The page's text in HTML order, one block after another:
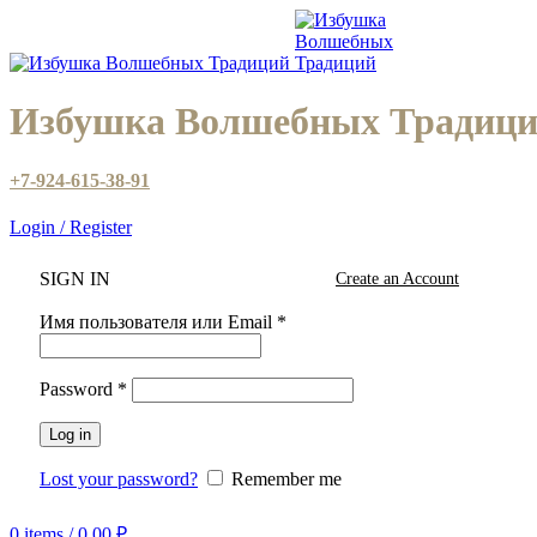
Избушка Волшебных
+7-924-615-38-91
Login / Register
SIGN IN Create an Account
Имя пользователя или Email *
Password *
Log in
Lost your password? Remember me